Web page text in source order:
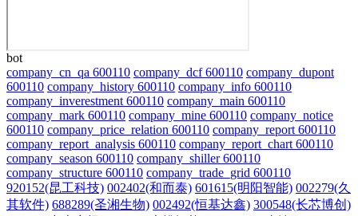
bot
company_cn_qa 600110 company_dcf 600110 company_dupont
600110 company_history 600110 company_info 600110
company_inverestment 600110 company_main 600110
company_mark 600110 company_mine 600110 company_notice
600110 company_price_relation 600110 company_report 600110
company_report_analysis 600110 company_report_chart 600110
company_season 600110 company_shiller 600110
company_structure 600110 company_trade_grid 600110
920152(昆工科技) 002402(和而泰) 601615(明阳智能) 002279(久
其软件) 688289(圣湘生物) 002492(恒基达鑫) 300548(长芯博创)